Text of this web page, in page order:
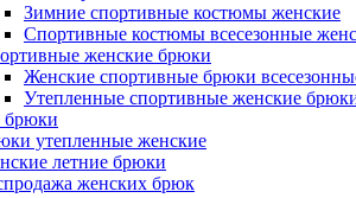
Зимние спортивные костюмы женские
Спортивные костюмы всесезонные
женские брюки
Женские спортивные брюки
Утепленные спортивные женские
брюки
утепленные женские
летние брюки
женских брюк